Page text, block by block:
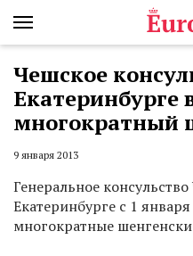
Чешское
Екатеринбурге
многократный
9 января 2013
Генеральное
Екатеринбурге с 1
многократные